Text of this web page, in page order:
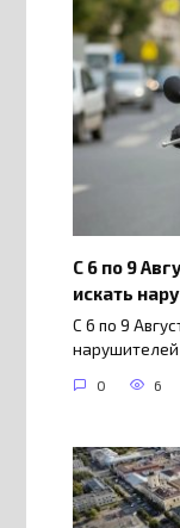
С 6 по 9
искать
С 6 по 9
нарушителей
0 6